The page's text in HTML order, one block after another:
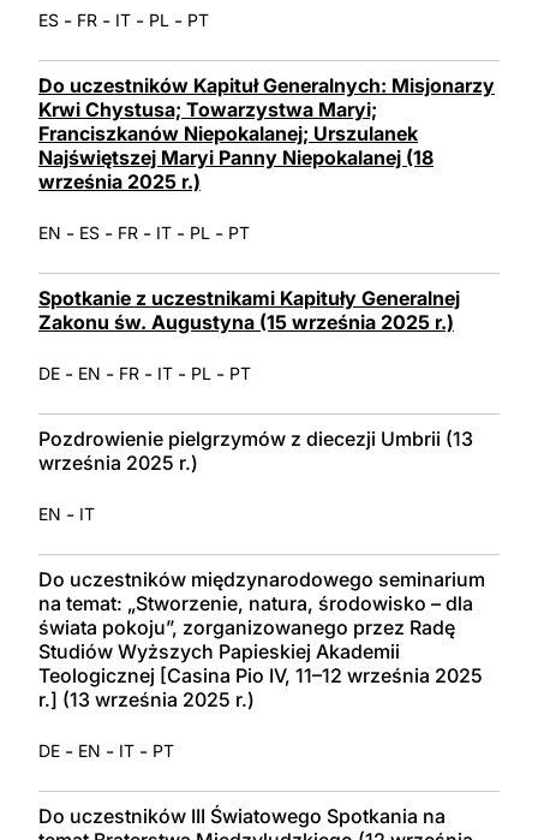
ES - FR - IT - PL - PT
Do uczestników Kapituł Generalnych: Misjonarzy
Krwi Chystusa; Towarzystwa Maryi;
Franciszkanów Niepokalanej; Urszulanek
Najświętszej Maryi Panny Niepokalanej (18
września 2025 r.)
EN - ES - FR - IT - PL - PT
Spotkanie z uczestnikami Kapituły Generalnej
Zakonu św. Augustyna (15 września 2025 r.)
DE - EN - FR - IT - PL - PT
Pozdrowienie pielgrzymów z diecezji Umbrii (13
września 2025 r.)
EN - IT
Do uczestników międzynarodowego seminarium
na temat: „Stworzenie, natura, środowisko – dla
świata pokoju”, zorganizowanego przez Radę
Studiów Wyższych Papieskiej Akademii
Teologicznej [Casina Pio IV, 11–12 września 2025
r.] (13 września 2025 r.)
DE - EN - IT - PT
Do uczestników III Światowego Spotkania na